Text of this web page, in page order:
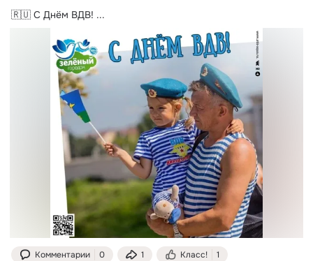
🇷🇺 С Днём ВДВ! ...
Комментарии 0 1 Класс! 1